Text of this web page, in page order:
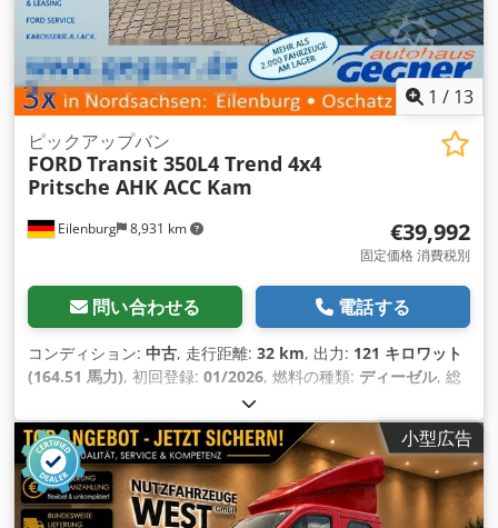
1 / 13
Eilenburg 8,931 km
ピックアップバン
FORDTransit 350L4 Trend 4x4
Pritsche AHK ACC Kam
€39,992
固定価格 消費税別
問い合わせる 電話する
コンディション: 中古, 走行距離: 32 km, 出力: 121 キロワット
(164.51 馬力), 初回登録: 01/2026, 燃料の種類: ディーゼル, 総
, 色:
出クラス:ユーロ6, 座席数:3, 全長:6,797 mm, 全幅:2,474
mm, 全高:2,215 mm, 荷室長:4,235 mm, 荷室幅:2,138 mm,
装備: ABS（アンチロック・ブレーキ・システム）, すすフィル
ター, エアコン, セントラルロック, ナビゲーションシステム, 全
輪駆動, 電子安定制御プログラム (ESP),
小型広告